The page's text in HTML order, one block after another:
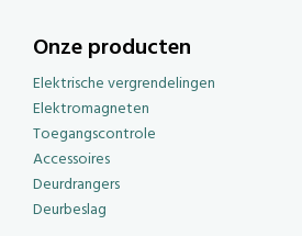
Onze producten
Elektrische vergrendelingen
Elektromagneten
Toegangscontrole
Accessoires
Deurdrangers
Deurbeslag